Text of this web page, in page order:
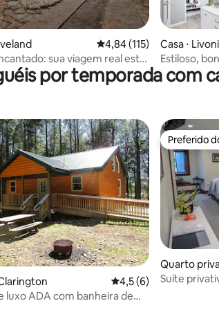
4,84 de uma avaliação
4,84 (115)
sua viagem real está
Casa ⋅
Estiloso,
Livonia
por temporada com
4,5 de uma avaliação
4,5 (6)
luxo ADA com banheira de
Preferido
Preferido
Quarto
Heights
Suíte